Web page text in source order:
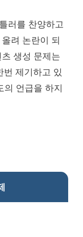
러를 찬양하고
려 논란이 되
생성 문제는
번 제기하고 있
의 언급을 하지